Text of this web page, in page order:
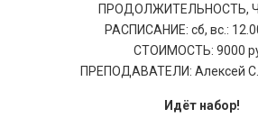
ПРОДОЛЖИТЕЛЬНОСТЬ,
РАСПИСАНИЕ: сб, вс.:
СТОИМОСТЬ: 9000
ПРЕПОДАВАТЕЛИ: Алексей
Идёт набор!